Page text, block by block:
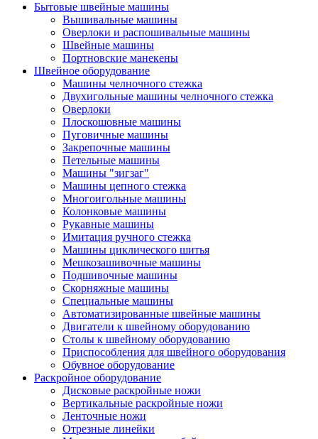
Бытовые швейные машины
Вышивальные машины
Оверлоки и распошивальные машины
Швейные машины
Портновские манекены
Швейное оборудование
Машины челночного стежка
Двухигольные машины челночного стежка
Оверлоки
Плоскошовные машины
Пуговичные машины
Закрепочные машины
Петельные машины
Машины "зигзаг"
Машины цепного стежка
Многоигольные машины
Колонковые машины
Рукавные машины
Имитация ручного стежка
Машины циклического шитья
Мешкозашивочные машины
Подшивочные машины
Скорняжные машины
Специальные машины
Автоматизированные швейные машины
Двигатели к швейному оборудованию
Столы к швейному оборудованию
Приспособления для швейного оборудования
Обувное оборудование
Раскройное оборудование
Дисковые раскройные ножи
Вертикальные раскройные ножи
Ленточные ножи
Отрезные линейки